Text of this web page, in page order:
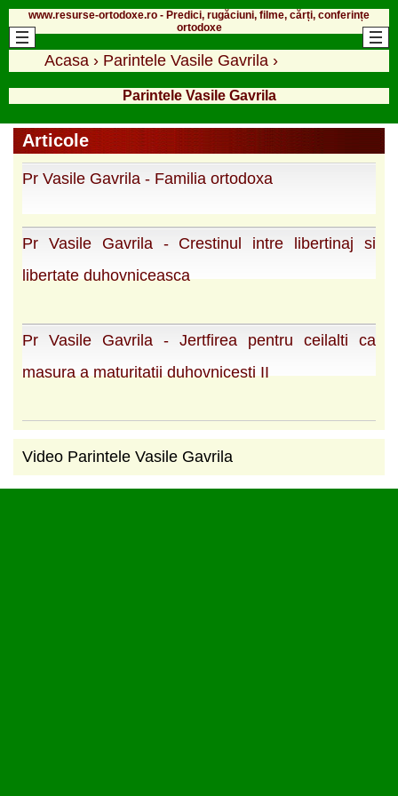
www.resurse-ortodoxe.ro - Predici, rugăciuni, filme, cărți, conferințe
ortodoxe
Acasa › Parintele Vasile Gavrila ›
Parintele Vasile Gavrila
Articole
Pr Vasile Gavrila - Familia ortodoxa
Pr Vasile Gavrila - Crestinul intre libertinaj si
libertate duhovniceasca
Pr Vasile Gavrila - Jertfirea pentru ceilalti ca
masura a maturitatii duhovnicesti II
Video Parintele Vasile Gavrila